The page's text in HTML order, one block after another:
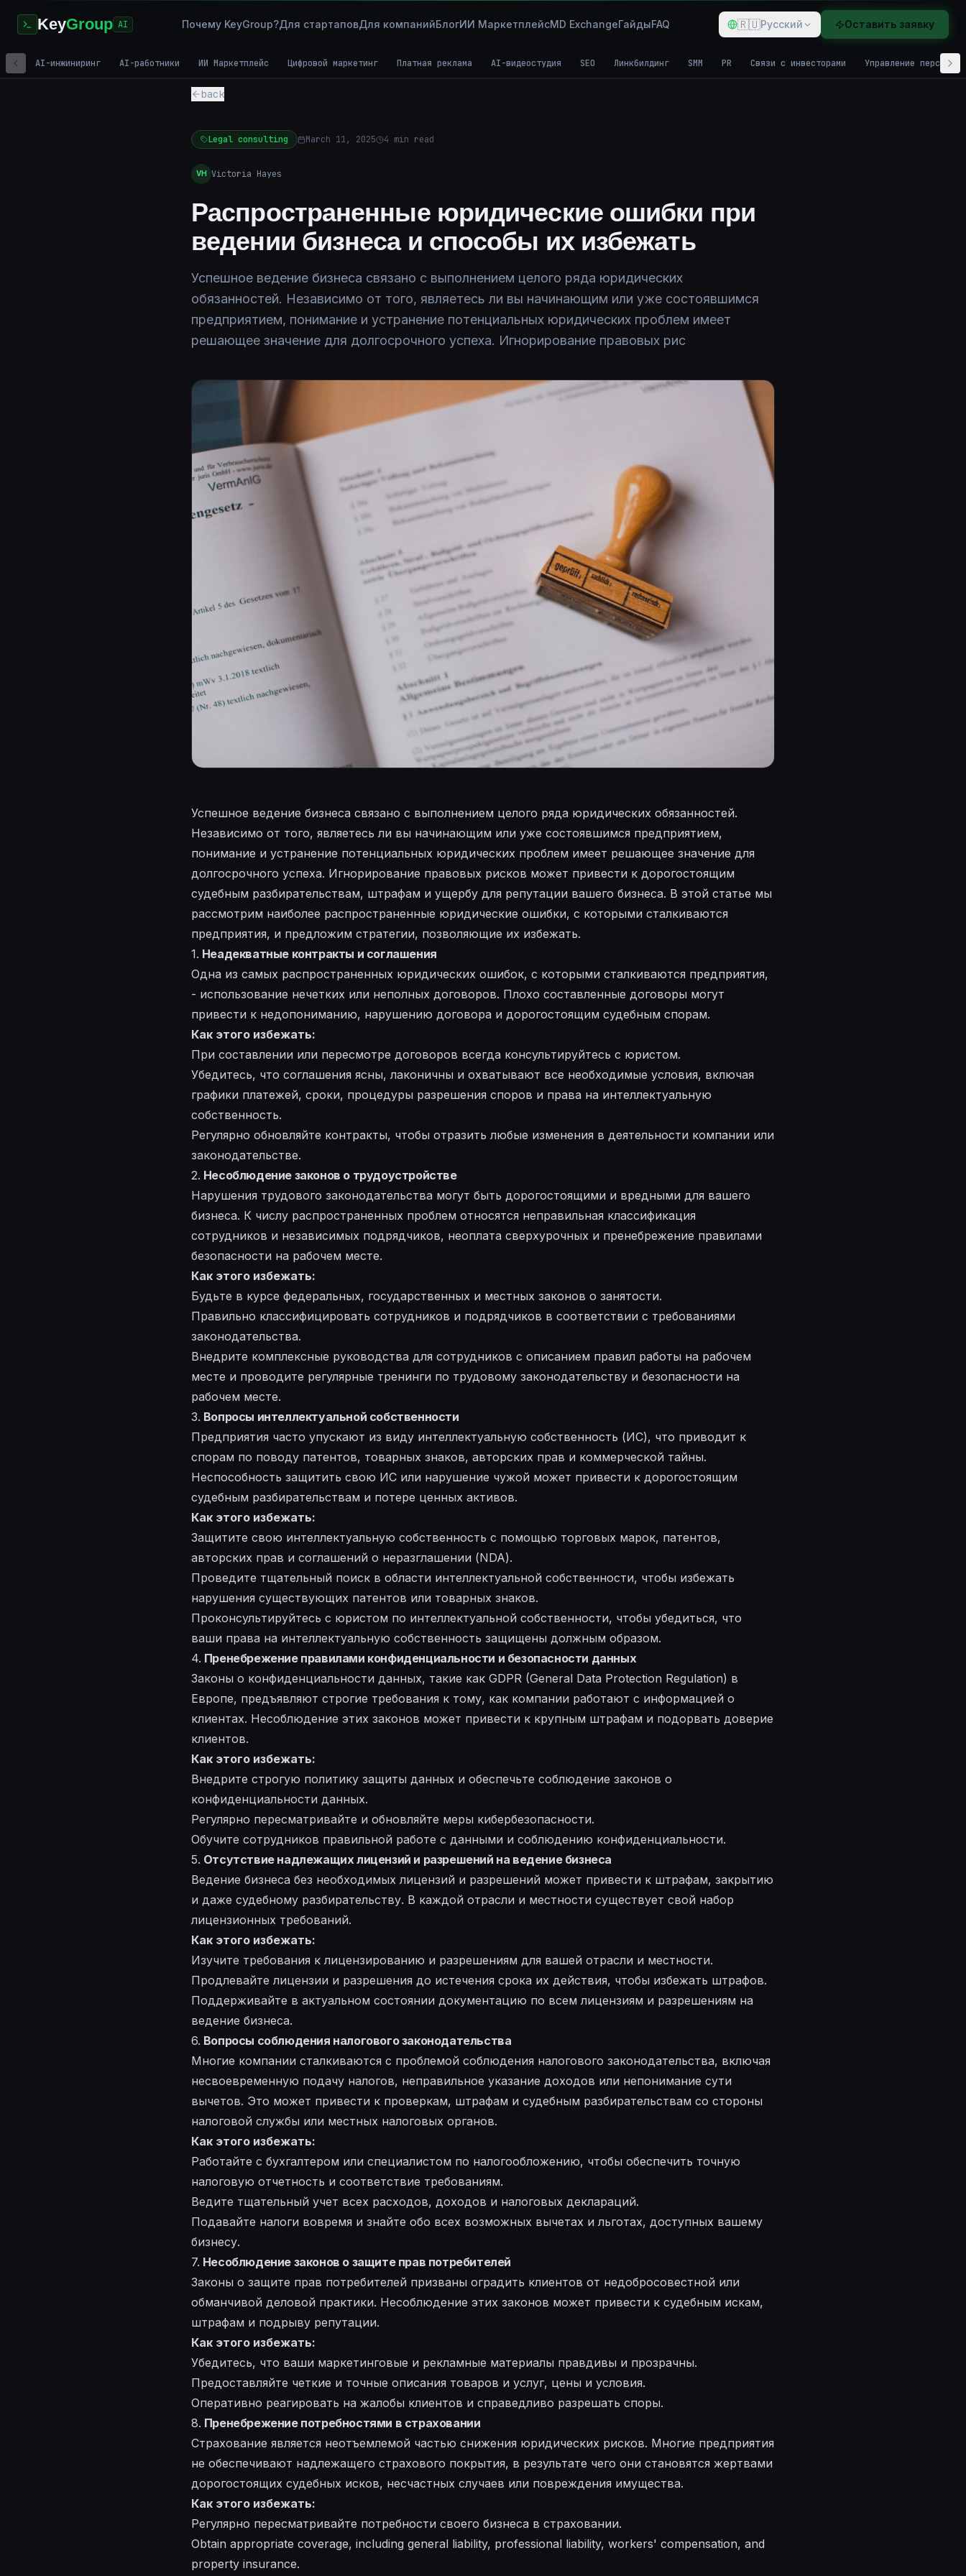
KeyGroup AI Почему KeyGroup?Для стартаповДля компанийБлогИИ МаркетплейсMD ExchangeГайдыFAQ 🇷🇺Русский Оставить заявку
AI-инжиниринг AI-работники ИИ Маркетплейс Цифровой маркетинг Платная реклама AI-видеостудия SEO Линкбилдинг SMM PR Связи с инвесторами Управление
back
Legal consulting March 11, 2025 4 min read
VH Victoria Hayes
Распространенные юридические ошибки при
ведении бизнеса и способы их избежать
Успешное ведение бизнеса связано с выполнением целого ряда юридических
обязанностей. Независимо от того, являетесь ли вы начинающим или уже состоявшимся
предприятием, понимание и устранение потенциальных юридических проблем имеет
решающее значение для долгосрочного успеха. Игнорирование правовых рис
Успешное ведение бизнеса связано с выполнением целого ряда юридических обязанностей.
Независимо от того, являетесь ли вы начинающим или уже состоявшимся предприятием,
понимание и устранение потенциальных юридических проблем имеет решающее значение для
долгосрочного успеха. Игнорирование правовых рисков может привести к дорогостоящим
судебным разбирательствам, штрафам и ущербу для репутации вашего бизнеса. В этой статье мы
рассмотрим наиболее распространенные юридические ошибки, с которыми сталкиваются
предприятия, и предложим стратегии, позволяющие их избежать.
1. Неадекватные контракты и соглашения
Одна из самых распространенных юридических ошибок, с которыми сталкиваются предприятия,
- использование нечетких или неполных договоров. Плохо составленные договоры могут
привести к недопониманию, нарушению договора и дорогостоящим судебным спорам.
Как этого избежать:
При составлении или пересмотре договоров всегда консультируйтесь с юристом.
Убедитесь, что соглашения ясны, лаконичны и охватывают все необходимые условия, включая
графики платежей, сроки, процедуры разрешения споров и права на интеллектуальную
собственность.
Регулярно обновляйте контракты, чтобы отразить любые изменения в деятельности компании или
законодательстве.
2. Несоблюдение законов о трудоустройстве
Нарушения трудового законодательства могут быть дорогостоящими и вредными для вашего
бизнеса. К числу распространенных проблем относятся неправильная классификация
сотрудников и независимых подрядчиков, неоплата сверхурочных и пренебрежение правилами
безопасности на рабочем месте.
Как этого избежать:
Будьте в курсе федеральных, государственных и местных законов о занятости.
Правильно классифицировать сотрудников и подрядчиков в соответствии с требованиями
законодательства.
Внедрите комплексные руководства для сотрудников с описанием правил работы на рабочем
месте и проводите регулярные тренинги по трудовому законодательству и безопасности на
рабочем месте.
3. Вопросы интеллектуальной собственности
Предприятия часто упускают из виду интеллектуальную собственность (ИС), что приводит к
спорам по поводу патентов, товарных знаков, авторских прав и коммерческой тайны.
Неспособность защитить свою ИС или нарушение чужой может привести к дорогостоящим
судебным разбирательствам и потере ценных активов.
Как этого избежать:
Защитите свою интеллектуальную собственность с помощью торговых марок, патентов,
авторских прав и соглашений о неразглашении (NDA).
Проведите тщательный поиск в области интеллектуальной собственности, чтобы избежать
нарушения существующих патентов или товарных знаков.
Проконсультируйтесь с юристом по интеллектуальной собственности, чтобы убедиться, что
ваши права на интеллектуальную собственность защищены должным образом.
4. Пренебрежение правилами конфиденциальности и безопасности данных
Законы о конфиденциальности данных, такие как GDPR (General Data Protection Regulation) в
Европе, предъявляют строгие требования к тому, как компании работают с информацией о
клиентах. Несоблюдение этих законов может привести к крупным штрафам и подорвать доверие
клиентов.
Как этого избежать:
Внедрите строгую политику защиты данных и обеспечьте соблюдение законов о
конфиденциальности данных.
Регулярно пересматривайте и обновляйте меры кибербезопасности.
Обучите сотрудников правильной работе с данными и соблюдению конфиденциальности.
5. Отсутствие надлежащих лицензий и разрешений на ведение бизнеса
Ведение бизнеса без необходимых лицензий и разрешений может привести к штрафам, закрытию
и даже судебному разбирательству. В каждой отрасли и местности существует свой набор
лицензионных требований.
Как этого избежать:
Изучите требования к лицензированию и разрешениям для вашей отрасли и местности.
Продлевайте лицензии и разрешения до истечения срока их действия, чтобы избежать штрафов.
Поддерживайте в актуальном состоянии документацию по всем лицензиям и разрешениям на
ведение бизнеса.
6. Вопросы соблюдения налогового законодательства
Многие компании сталкиваются с проблемой соблюдения налогового законодательства, включая
несвоевременную подачу налогов, неправильное указание доходов или непонимание сути
вычетов. Это может привести к проверкам, штрафам и судебным разбирательствам со стороны
налоговой службы или местных налоговых органов.
Как этого избежать:
Работайте с бухгалтером или специалистом по налогообложению, чтобы обеспечить точную
налоговую отчетность и соответствие требованиям.
Ведите тщательный учет всех расходов, доходов и налоговых деклараций.
Подавайте налоги вовремя и знайте обо всех возможных вычетах и льготах, доступных вашему
бизнесу.
7. Несоблюдение законов о защите прав потребителей
Законы о защите прав потребителей призваны оградить клиентов от недобросовестной или
обманчивой деловой практики. Несоблюдение этих законов может привести к судебным искам,
штрафам и подрыву репутации.
Как этого избежать:
Убедитесь, что ваши маркетинговые и рекламные материалы правдивы и прозрачны.
Предоставляйте четкие и точные описания товаров и услуг, цены и условия.
Оперативно реагировать на жалобы клиентов и справедливо разрешать споры.
8. Пренебрежение потребностями в страховании
Страхование является неотъемлемой частью снижения юридических рисков. Многие предприятия
не обеспечивают надлежащего страхового покрытия, в результате чего они становятся жертвами
дорогостоящих судебных исков, несчастных случаев или повреждения имущества.
Как этого избежать:
Регулярно пересматривайте потребности своего бизнеса в страховании.
Obtain appropriate coverage, including general liability, professional liability, workers' compensation, and
property insurance.